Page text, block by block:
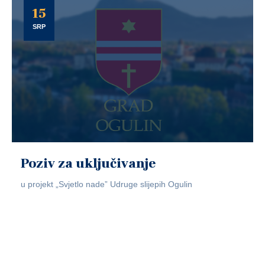
15
SRP
Poziv za uključivanje
u projekt „Svjetlo nade” Udruge slijepih Ogulin